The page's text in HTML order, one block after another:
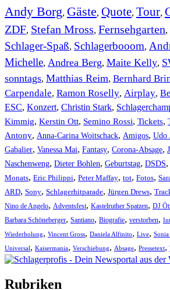
Andy Borg, Gäste, Quote, Tour,
ZDF, Stefan Mross, Fernsehgarten,
Schlager-Spaß, Schlagerbooom,
Michelle, Andrea Berg, Maite Kelly,
sonntags, Matthias Reim, Bernhard
Carpendale, Ramon Roselly, Airplay,
ESC, Konzert, Christin Stark,
Kimmig, Kerstin Ott, Semino Rossi, Tickets,
Antony, Anna-Carina Woitschack, Amigos, Udo
Gabalier, Vanessa Mai, Fantasy, Corona-Absage,
Naschenweng, Dieter Bohlen, Geburtstag, DSDS,
Monats, Eric Philippi, Peter Maffay, tot, Fotos,
ARD, Sony, Schlagerhitparade, Jürgen Drews,
Nino de Angelo, Adventsfest, Kastelruther Spatzen, DJ
Barbara Schöneberger, Santiano, Biografie, verstorben,
Wiederholung, Vincent Gross, Daniela Alfinito, Live,
Universal, Kaisermania, Verschiebung, Absage, Pressetext,
Rubriken